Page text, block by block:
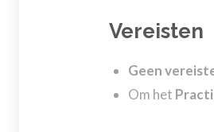
Vereisten
Geen
Om het